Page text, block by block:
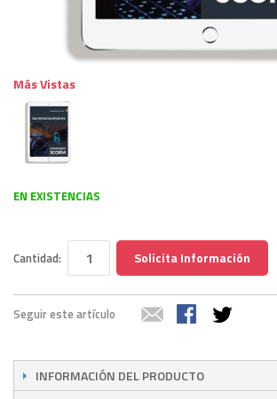
Más Vistas
EN EXISTENCIAS
Cantidad: Solicita Información
Seguir este artículo
INFORMACIÓN DEL PRODUCTO